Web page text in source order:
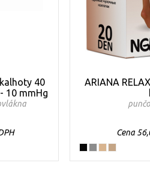
40
10 mmHg
ARIANA
Cena